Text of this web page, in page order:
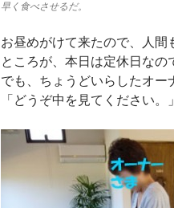
早く食べさせるだ。
お昼めがけて来たので、人間
ところが、本日は定休日なの
でも、ちょうどいらしたオー
「どうぞ中を見てください。